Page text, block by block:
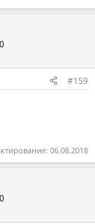
#159
06.08.2018